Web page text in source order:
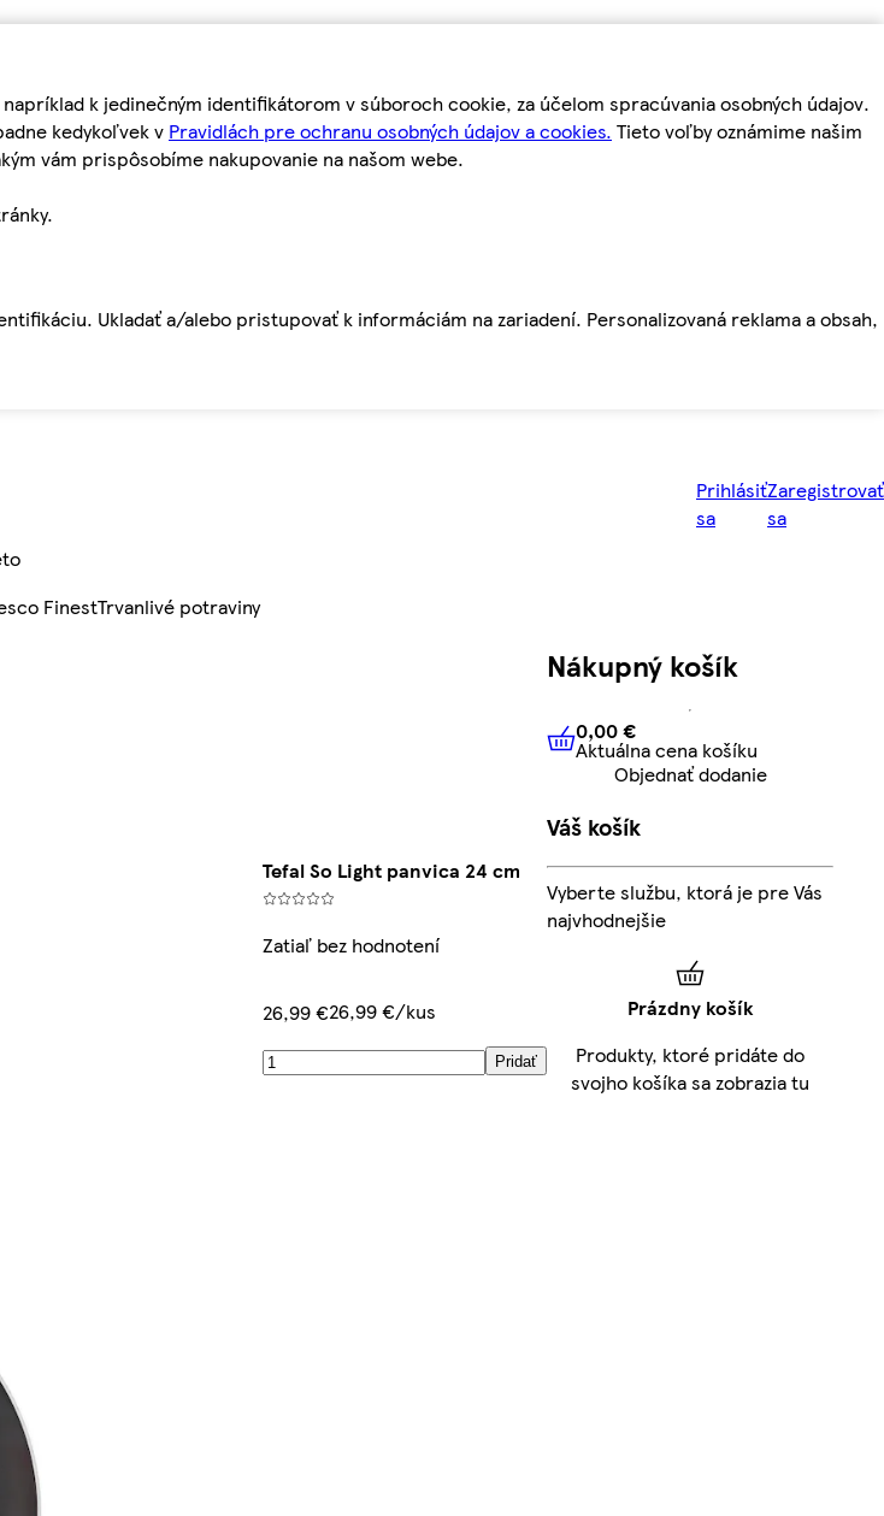
k jedinečným identifikátorom v súboroch cookie, za účelom spracúvania osobných údajov.
kedykoľvek v Pravidlách pre ochranu osobných údajov a cookies. Tieto voľby oznámime našim
vám prispôsobíme nakupovanie na našom webe.
Ukladať a/alebo pristupovať k informáciám na zariadení. Personalizovaná reklama a obsah,
Prihlásiť
sa
Zaregistrovať
sa
FinestTrvanlivé potraviny
Tefal So Light panvica 24 cm
Zatiaľ bez hodnotení
26,99 €26,99 €/kus
Pridať
Nákupný košík
0,00 € Aktuálna cena košíku
0,00 €
Aktuálna cena košíku
Objednať dodanie
Váš košík
Vyberte službu, ktorá je pre Vás
najvhodnejšie
Prázdny košík
Produkty, ktoré pridáte do
svojho košíka sa zobrazia tu